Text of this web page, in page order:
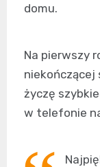
domu.
Na pierwszy
niekończącej
życzę
w telefonie